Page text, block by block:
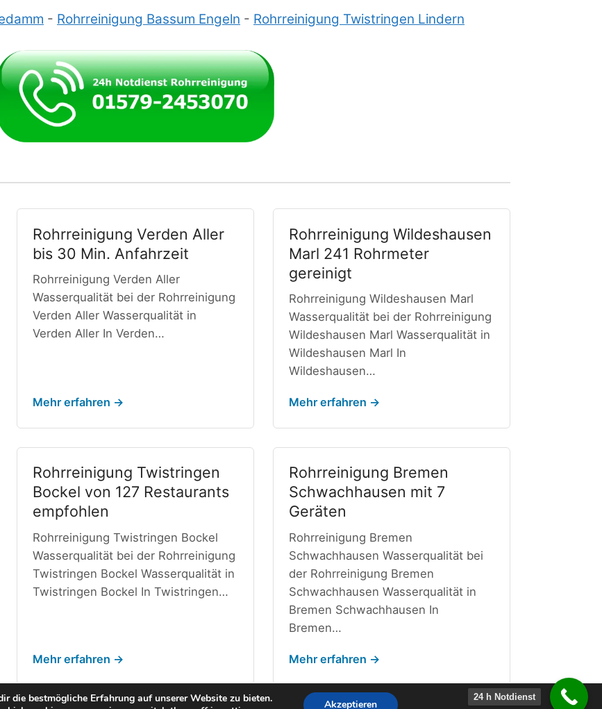
- Rohrreinigung Bassum Engeln - Rohrreinigung Twistringen Lindern
Rohrreinigung Verden Aller
bis 30 Min. Anfahrzeit
Rohrreinigung Verden Aller
Wasserqualität bei der Rohrreinigung
Verden Aller Wasserqualität in
Verden Aller In Verden…
Mehr erfahren →
Rohrreinigung Wildeshausen
Marl 241 Rohrmeter
gereinigt
Rohrreinigung Wildeshausen Marl
Wasserqualität bei der Rohrreinigung
Wildeshausen Marl Wasserqualität in
Wildeshausen Marl In
Wildeshausen…
Mehr erfahren →
Rohrreinigung Twistringen
Bockel von 127 Restaurants
empfohlen
Rohrreinigung Twistringen Bockel
Wasserqualität bei der Rohrreinigung
Twistringen Bockel Wasserqualität in
Twistringen Bockel In Twistringen…
Mehr erfahren →
Rohrreinigung Bremen
Schwachhausen mit 7
Geräten
Rohrreinigung Bremen
Schwachhausen Wasserqualität bei
der Rohrreinigung Bremen
Schwachhausen Wasserqualität in
Bremen Schwachhausen In
Bremen…
Mehr erfahren →
die bestmögliche Erfahrung auf unserer Website zu bieten.
Akzeptieren
24 h Notdienst